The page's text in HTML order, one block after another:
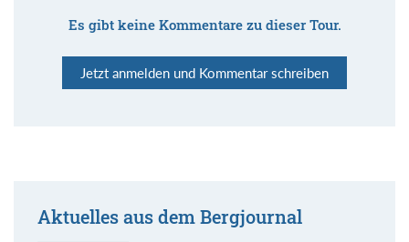
Es gibt keine Kommentare zu dieser Tour.
Jetzt anmelden und Kommentar schreiben
Aktuelles aus dem Bergjournal